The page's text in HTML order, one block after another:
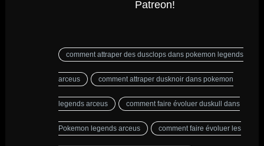
comment attraper des dusclops dans pokemon legends
arceus comment attraper dusknoir dans pokemon
legends arceus comment faire évoluer duskull dans
Pokemon legends arceus comment faire évoluer les